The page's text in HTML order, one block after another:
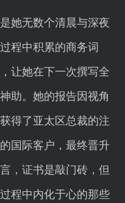
她无数个清晨与深夜
程中积累的商务词
让她在下一次撰写全
助。她的报告因视角
得了亚太区总裁的注
国际客户，最终晋升
，证书是敲门砖，但
程中内化于心的那些